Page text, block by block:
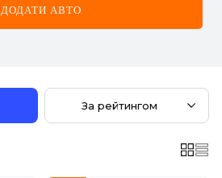
ДОДАТИ АВТО
За рейтингом